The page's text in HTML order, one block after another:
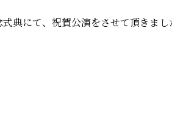
典にて、祝賀公演をさせて頂きま